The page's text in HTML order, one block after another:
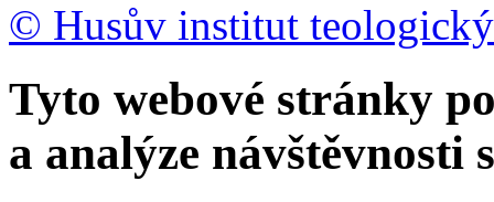
© Husův institut
Tyto webové stránky
a analýze návštěvnosti